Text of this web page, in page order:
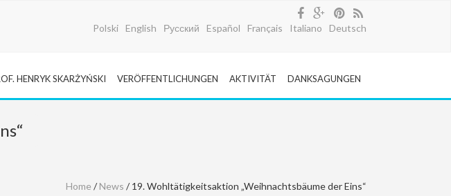
Polski English Русский Español Français Italiano Deutsch
HENRYK SKARŻYŃSKI VERÖFFENTLICHUNGEN AKTIVITÄT DANKSAGUNGEN
Home / News / 19. Wohltätigkeitsaktion „Weihnachtsbäume der Eins“